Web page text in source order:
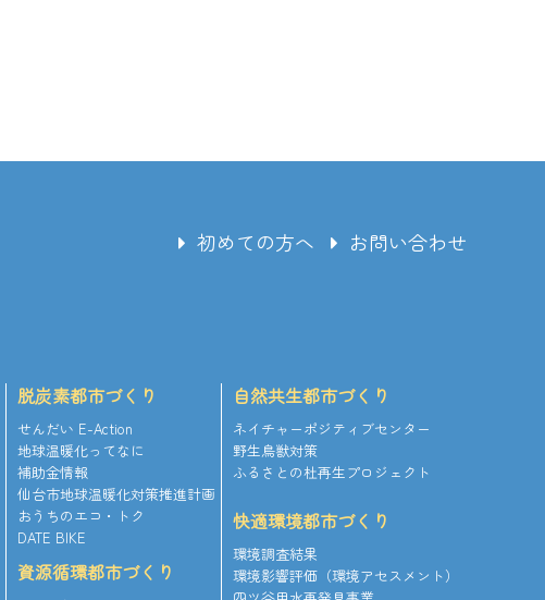
初めての方へ お問い合わせ
脱炭素都市づくり
せんだい E-Action
地球温暖化ってなに
補助金情報
仙台市地球温暖化対策推進計画
おうちのエコ・トク
DATE BIKE
資源循環都市づくり
自然共生都市づくり
ネイチャーポジティブセンター
野生鳥獣対策
ふるさとの杜再生プロジェクト
快適環境都市づくり
環境調査結果
環境影響評価（環境アセスメント）